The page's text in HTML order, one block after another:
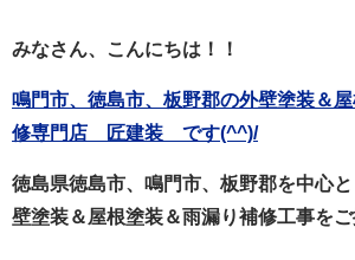
みなさん、こんにちは！！
鳴門市、徳島市、板野郡の外壁塗装＆
修専門店 匠建装 です(^^)/
徳島県徳島市、鳴門市、板野郡を中心
壁塗装＆屋根塗装＆雨漏り補修工事を